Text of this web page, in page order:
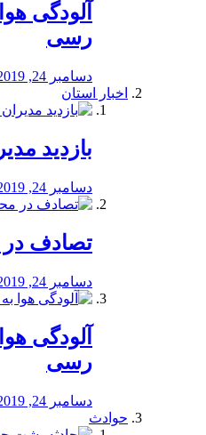
آلودگی
رسی
دسامبر 24, 2019
اخبار استان
بازدید
دسامبر 24, 2019
تصادف در
دسامبر 24, 2019
آلودگی
رسی
دسامبر 24, 2019
حوادث